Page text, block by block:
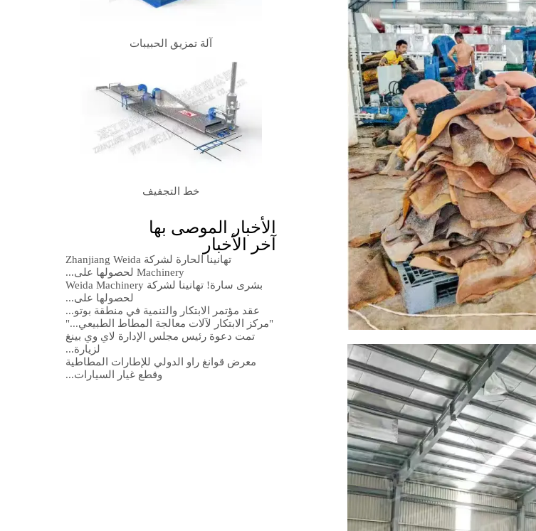
آلة تمزيق الحبيبات
خط التجفيف
الأخبار الموصى بها
آخر الأخبار
تهانينا الحارة لشركة Zhanjiang Weida
Machinery لحصولها على...
بشرى سارة! تهانينا لشركة Weida Machinery
لحصولها على...
عقد مؤتمر الابتكار والتنمية في منطقة بوتو...
"مركز الابتكار لآلات معالجة المطاط الطبيعي..."
تمت دعوة رئيس مجلس الإدارة لاي وي بينغ
لزيارة...
معرض قوانغ راو الدولي للإطارات المطاطية
وقطع غيار السيارات...